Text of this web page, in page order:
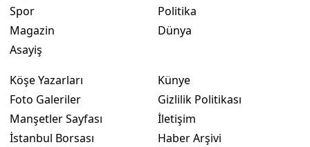
Spor
Magazin
Asayiş
Politika
Dünya
Köşe Yazarları
Foto Galeriler
Manşetler Sayfası
İstanbul Borsası
Künye
Gizlilik Politikası
İletişim
Haber Arşivi